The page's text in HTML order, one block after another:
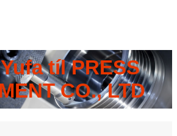
tíl PRESS
CO., LTD